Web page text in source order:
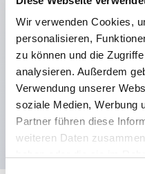
Wir verwenden Cookies,
personalisieren,
zu können und die
analysieren. Außerdem
Verwendung unserer
soziale Medien, Werbung
Partner führen diese
weiteren Daten
59,9 mm (※ 22-
Platzsparendes
Sicherheitsstruktur
Freisetzung,
Fingerschutzstruktur